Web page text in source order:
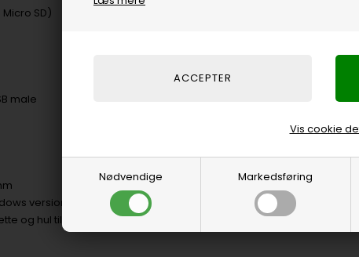
Nødvendige Markedsføring
Vis cookie
SD)
male
versioner samt Mac OS X 8.6 eller nyere (Plug & Play)
og hul til rem